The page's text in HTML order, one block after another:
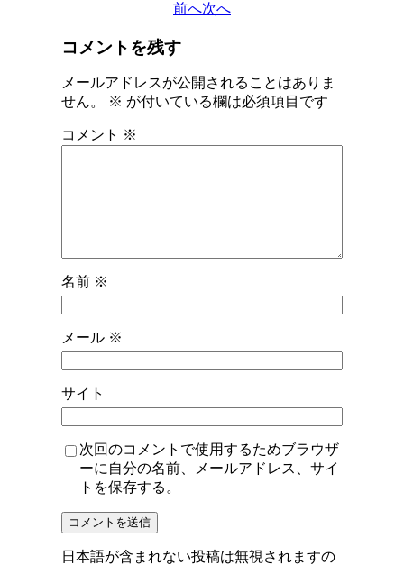
前へ次へ
コメントを残す
メールアドレスが公開されることはありま
せん。
※ が付いている欄は必須項目です
コメント ※
名前 ※
メール ※
サイト
次回のコメントで使用するためブラウザ
ーに自分の名前、メールアドレス、サイ
トを保存する。
日本語が含まれない投稿は無視されますの